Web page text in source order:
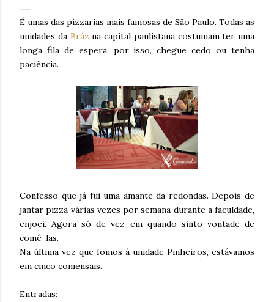
É umas das pizzarias mais famosas de São Paulo. Todas as
unidades da Bráz na capital paulistana costumam ter uma
longa fila de espera, por isso, chegue cedo ou tenha
paciência.
Confesso que já fui uma amante da redondas. Depois de
jantar pizza várias vezes por semana durante a faculdade,
enjoei. Agora só de vez em quando sinto vontade de
comê-las.
Na última vez que fomos à unidade Pinheiros, estávamos
em cinco comensais.
Entradas: